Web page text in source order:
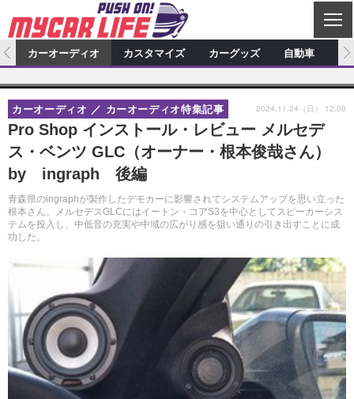
C
L
S
E
カーオーディオ
特集記事 新製品情報
プロショップ検索 ショップ訪問記
カーオーディオニュース デモカー製作記
その他
カスタマイズ
カスタマイズ特集記事 カスタマイズ新製品情報
カスタマイズニュース
カーグッズ
カーグッズ特集記事 カーグッズ新製品情報
カーグッズニュース
自動車
スクープ
カーオーディオ カスタマイズ カーグッズ 自動車
Pro Shop インストール・レビュー メルセデ
ス・ベンツ GLC（オーナー・根本俊哉さん）
by ingraph 後編
青森県のingraphが製作したデモカーに影響されてシステムアップを思い立った
根本さん。メルセデスGLCにはイートン・コアS3を中心としてスピーカーシス
テムを投入し、中低音の充実や中域の広がり感を狙い通りの引き出すことに成
功した。
カーオーディオ カーオーディオ特集記事 2024.11.24（日） 12:00